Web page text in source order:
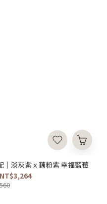
淡灰紫ｘ藕粉紫 幸福藍莓